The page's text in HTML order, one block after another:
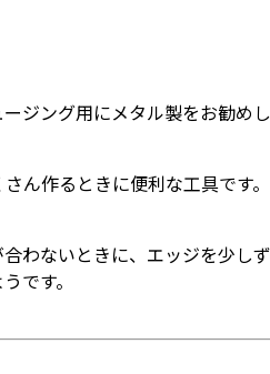
ング用にメタル製をお勧めし
ん作るときに便利な工具です。
わないときに、エッジを少し
です。